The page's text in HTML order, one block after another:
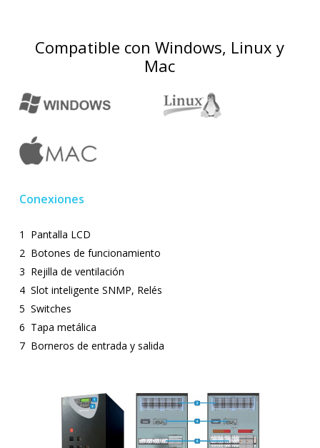
Compatible con Windows, Linux y
Mac
Conexiones
1 Pantalla LCD
2 Botones de funcionamiento
3 Rejilla de ventilación
4 Slot inteligente SNMP, Relés
5 Switches
6 Tapa metálica
7 Borneros de entrada y salida